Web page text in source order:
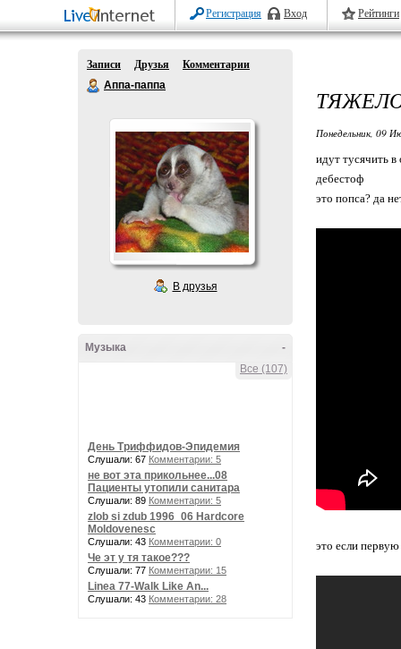
Регистрация Вход Рейтинги
Записи Друзья
Комментарии
Аппа-паппа
В друзья
-
Музыка
Все (107)
День Триффидов-Эпидемия
Слушали: 67 Комментарии: 5
не вот эта прикольнее...08
Пациенты утопили санитара
Слушали: 89 Комментарии: 5
zlob si zdub 1996_06 Hardcore
Moldovenesc
Слушали: 43 Комментарии: 0
Че эт у тя такое???
Слушали: 77 Комментарии: 15
Linea 77-Walk Like An...
Слушали: 43 Комментарии: 28
Понедельник, 09
идут тусячить в
дебестоф
это попса? да
это если